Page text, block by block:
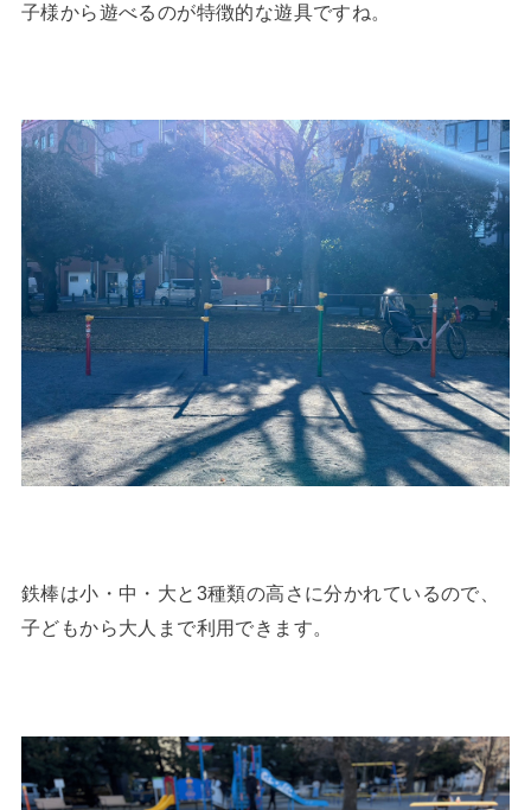
子様から遊べるのが特徴的な遊具ですね。
鉄棒は小・中・大と3種類の高さに分かれているので、
子どもから大人まで利用できます。